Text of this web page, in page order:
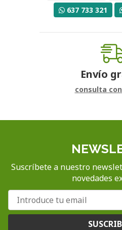
637 733 321
Envío
consulta
Suscríbete a nuestro
novedades